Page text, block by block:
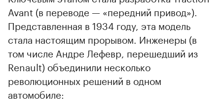
Avant (в переводе — «передний привод»).
Представленная в 1934 году, эта модель
стала настоящим прорывом. Инженеры (в
том числе Андре Лефевр, перешедший из
Renault) объединили несколько
революционных решений в одном
автомобиле: